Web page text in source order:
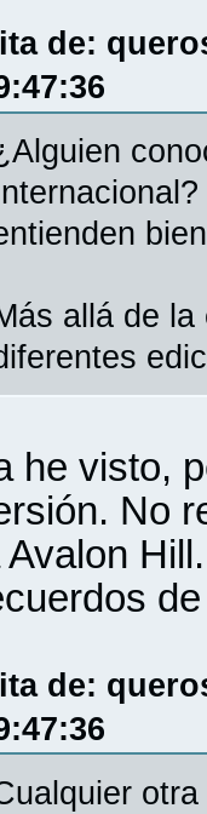
de:
allá de
he visto,
No
Avalon
de: